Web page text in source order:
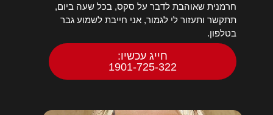
חרמנית שאוהבת לדבר על סקס, בכל שעה ביום,
תתקשר ותעזור לי לגמור, אני חייבת לשמוע גבר
בטלפון.
חייג עכשיו:
1901-725-322